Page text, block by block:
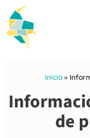
Saltar
contenido
Inicio»
de